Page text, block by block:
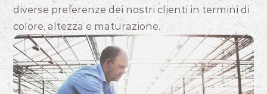
diverse preferenze dei nostri clienti in termini di
colore, altezza e maturazione.